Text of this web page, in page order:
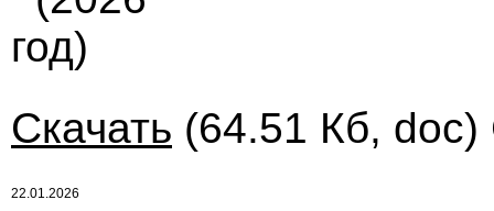
год)
Скачать (64.51 Кб, doc)
22.01.2026